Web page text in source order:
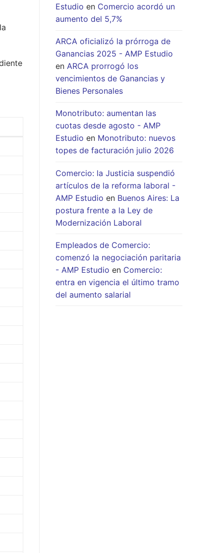
Estudio en Comercio acordó un
aumento del 5,7%
ARCA oficializó la prórroga de
Ganancias 2025 - AMP Estudio
en ARCA prorrogó los
vencimientos de Ganancias y
Bienes Personales
Monotributo: aumentan las
cuotas desde agosto - AMP
Estudio en Monotributo: nuevos
topes de facturación julio 2026
Comercio: la Justicia suspendió
artículos de la reforma laboral -
AMP Estudio en Buenos Aires: La
postura frente a la Ley de
Modernización Laboral
Empleados de Comercio:
comenzó la negociación paritaria
- AMP Estudio en Comercio:
entra en vigencia el último tramo
del aumento salarial